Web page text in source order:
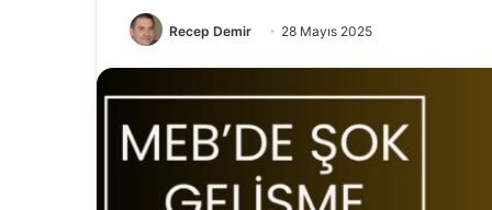
Recep Demir 28 Mayıs 2025